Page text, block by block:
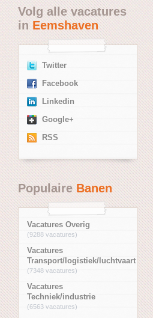
Volg alle vacatures
inEemshaven
Twitter
Facebook
Linkedin
Google+
RSS
PopulaireBanen
Vacatures Overig
(9288 vacatures)
Vacatures
Transport/logistiek/luchtvaart
(7348 vacatures)
Vacatures
Techniek/industrie
(6563 vacatures)